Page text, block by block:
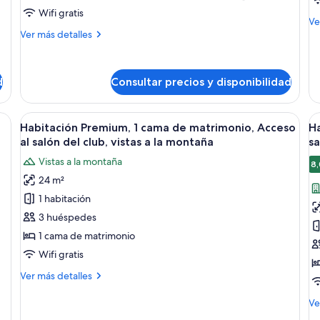
Wifi gratis
Ver más detalles
Más
Consultar precios y disponibilidad
a
la
de
al
la
de madera, una silla, cama, televisor, espejo, ventana con vista a la
Abrir
todas
fotos
de
Habitación
Premium,
1
cama
matrimonio,
Habitación de hotel con escritorio
2
Habitación Premium, 1 cama de matrimonio, Acceso
al salón del club, vistas a la montaña
Vistas a la montaña
24 m²
1 habitación
3 huéspedes
1 cama de matrimonio
Wifi gratis
Ver más detalles
Más
2
al